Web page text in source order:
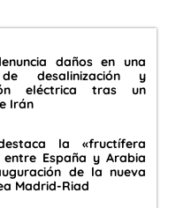
daños en una
desalinización y
eléctrica tras un
Irán
la «fructífera
entre España y Arabia
de la nueva
Madrid-Riad